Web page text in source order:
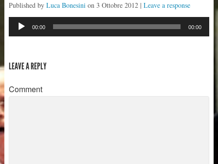
Published by Luca Bonesinion 3 Ottobre 2012| Leave a response
Audio
00:00 00:00
LEAVE A REPLY
Comment